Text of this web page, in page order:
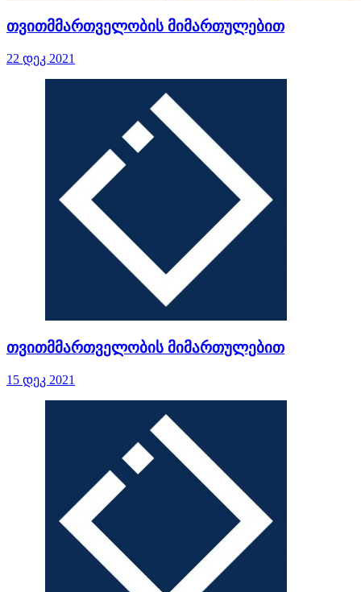
თვითმმართველობის მიმართულებით
22 დეკ 2021
თვითმმართველობის მიმართულებით
15 დეკ 2021